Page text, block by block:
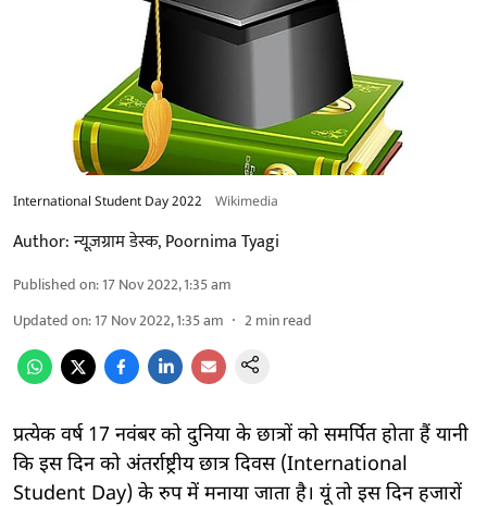
International Student Day 2022 Wikimedia
Author:न्यूज़ग्राम डेस्क,Poornima Tyagi
Published on:17 Nov 2022, 1:35 am
Updated on:17 Nov 2022, 1:35 am 2min read
प्रत्येक वर्ष 17 नवंबर को दुनिया के छात्रों को समर्पित होता हैं यानी
कि इस दिन को अंतर्राष्ट्रीय छात्र दिवस (International
Student Day) के रुप में मनाया जाता है। यूं तो इस दिन हजारों